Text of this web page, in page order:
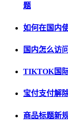
题
如何在国内
国内怎么访
TIKTOK国
宝付支付解
商品标题新